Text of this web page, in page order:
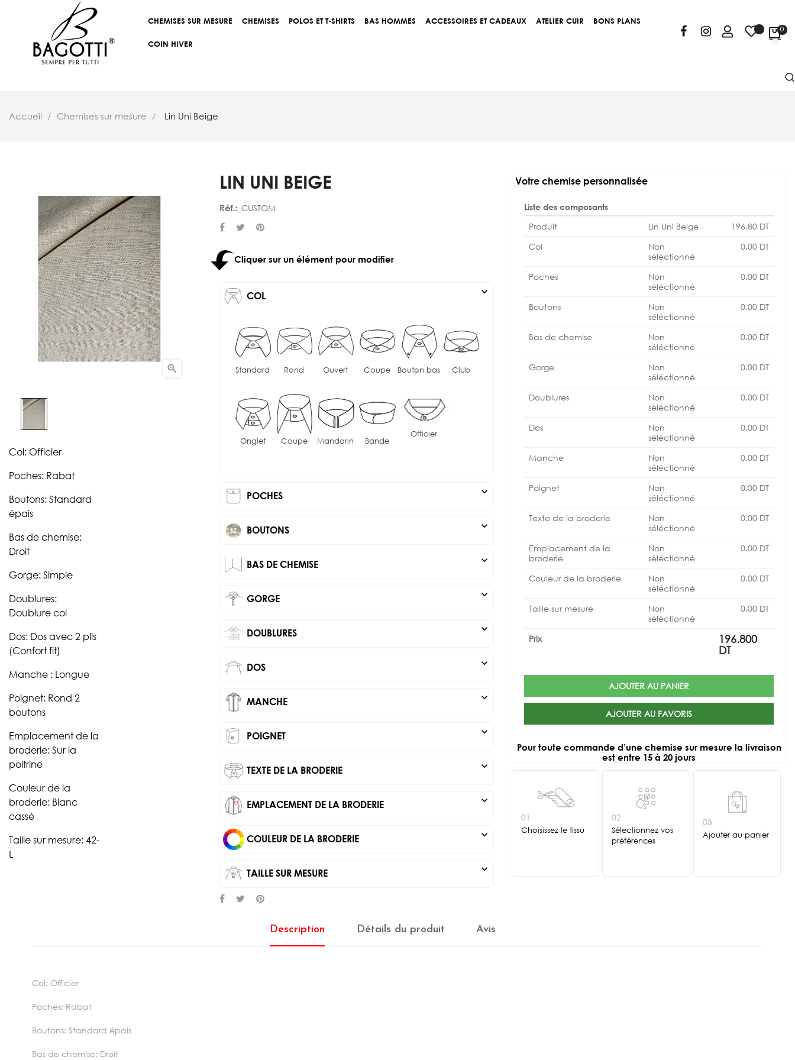
CHEMISES SUR MESURE CHEMISES POLOS ET T-SHIRTS BAS HOMMES ACCESSOIRES ET CADEAUX ATELIER CUIR BONS PLANS
COIN HIVER
0
Accueil Chemises sur mesure Lin Uni Beige

Col: Officier
Poches: Rabat
Boutons: Standard
épais
Bas de chemise:
Droit
Gorge: Simple
Doublures:
Doublure col
Dos: Dos avec 2 plis
(Confort fit)
Manche : Longue
Poignet: Rond 2
boutons
Emplacement de la
broderie: Sur la
poitrine
Couleur de la
broderie: Blanc
cassé
Taille sur mesure: 42-
L
LIN UNI BEIGE
Réf.: _CUSTOM
Cliquer sur un élément pour modifier
COL expand_more
Standard Rond Ouvert Coupe Bouton bas Club
Onglet Coupe Mandarin Bande
Officier
POCHES expand_more
BOUTONS expand_more
BAS DE CHEMISE expand_more
GORGE expand_more
DOUBLURES expand_more
DOS expand_more
MANCHE expand_more
POIGNET expand_more
TEXTE DE LA BRODERIE expand_more
EMPLACEMENT DE LA BRODERIE expand_more
COULEUR DE LA BRODERIE expand_more
TAILLE SUR MESURE expand_more
Votre chemise personnalisée
Liste des composants
Produit Lin Uni Beige 196.80 DT
Col
Non
séléctionné
0.00 DT
Poches
Non
séléctionné
0.00 DT
Boutons
Non
séléctionné
0.00 DT
Bas de chemise
Non
séléctionné
0.00 DT
Gorge
Non
séléctionné
0.00 DT
Doublures
Non
séléctionné
0.00 DT
Dos
Non
séléctionné
0.00 DT
Manche
Non
séléctionné
0.00 DT
Poignet
Non
séléctionné
0.00 DT
Texte de la broderie
Non
séléctionné
0.00 DT
Emplacement de la
broderie
Non
séléctionné
0.00 DT
Couleur de la broderie
Non
séléctionné
0.00 DT
Taille sur mesure
Non
séléctionné
0.00 DT
Prix
196.800
DT
AJOUTER AU PANIER
AJOUTER AU FAVORIS
Pour toute commande d’une chemise sur mesure la livraison
est entre 15 à 20 jours
01
Choisissez le tissu
02
Sélectionnez vos
préférences
03
Ajouter au panier
Description Détails du produit Avis
Col: Officier
Poches: Rabat
Boutons: Standard épais
Bas de chemise: Droit